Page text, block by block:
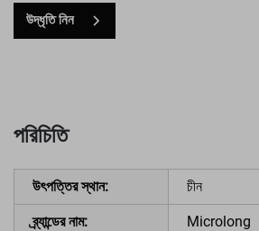
উদ্ধৃতি নিন
পরিচিতি
উৎপত্তির স্থান: চীন
ব্র্যান্ডের নাম: Microlong